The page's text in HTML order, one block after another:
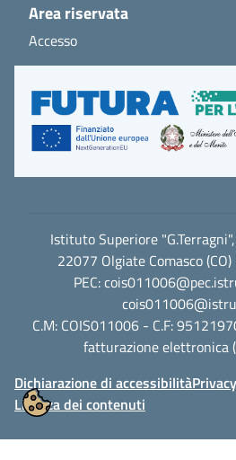
Area riservata
Accesso
Istituto Superiore
22077 Olgiate Comasco
PEC:
C.M: COIS011006 - C.F:
fatturazione elettronica
Dichiarazione di accessibilità
Licenza dei contenuti